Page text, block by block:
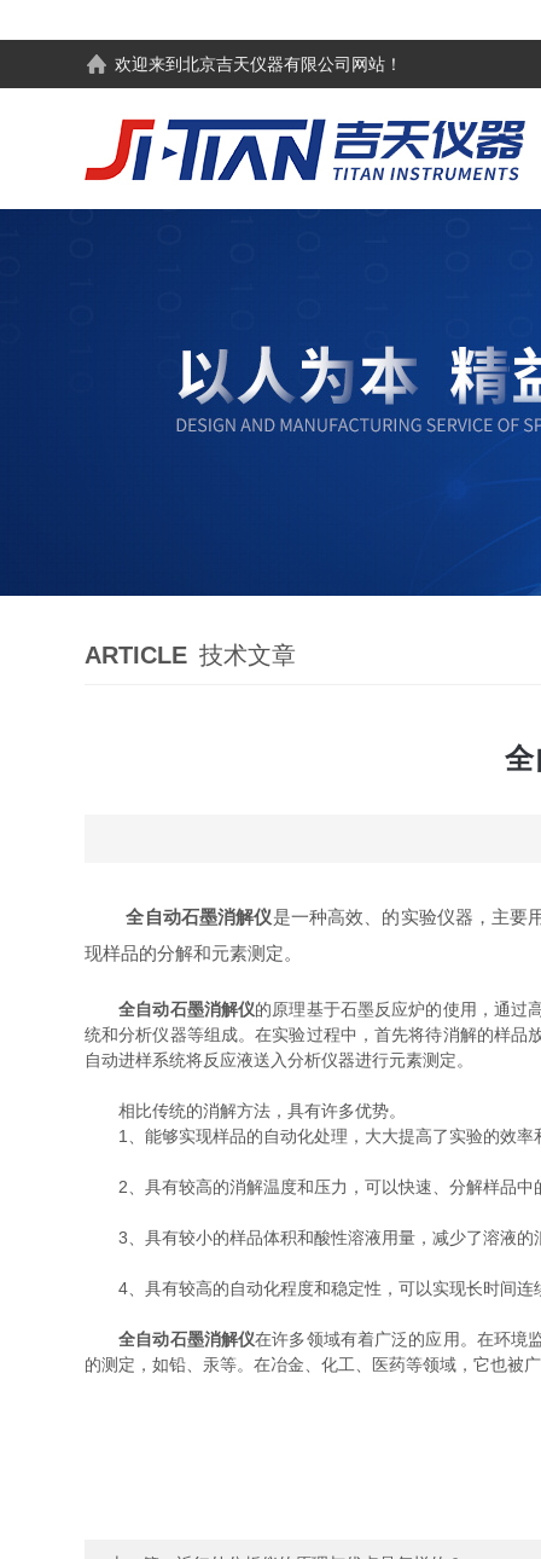
欢迎来到北京吉天仪器有限公司 网站！
ARTICLE 技术文章
全
全自动石墨消解仪是一种高效、的实验仪器，主要
现样品的分解和元素测定。
全自动石墨消解仪的原理基于石墨反应炉的使用，通过
统和分析仪器等组成。在实验过程中，首先将待消解的样
自动进样系统将反应液送入分析仪器进行元素测定。
相比传统的消解方法，具有许多优势。
1、能够实现样品的自动化处理，大大提高了实验的效率
2、具有较高的消解温度和压力，可以快速、分解样品中
3、具有较小的样品体积和酸性溶液用量，减少了溶液的
4、具有较高的自动化程度和稳定性，可以实现长时间连
全自动石墨消解仪在许多领域有着广泛的应用。在环境
的测定，如铅、汞等。在冶金、化工、医药等领域，它也被